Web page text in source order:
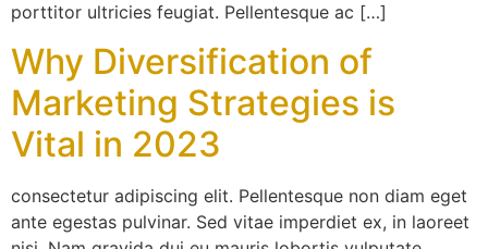
porttitor ultricies feugiat. Pellentesque ac […]
Why Diversification of
Marketing Strategies is
Vital in 2023
consectetur adipiscing elit. Pellentesque non diam eget
ante egestas pulvinar. Sed vitae imperdiet ex, in laoreet